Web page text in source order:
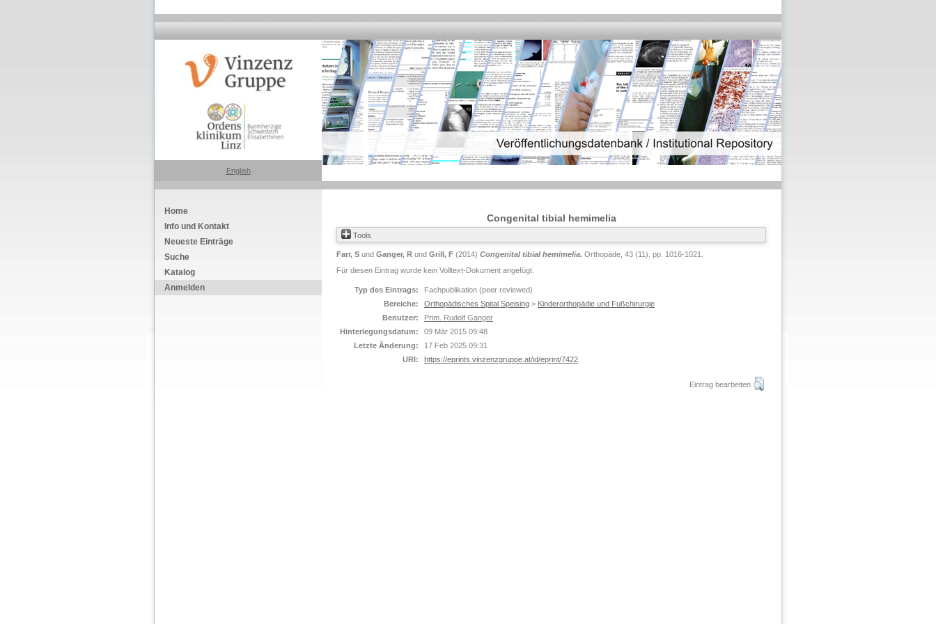
English
Home
Info und Kontakt
Neueste Einträge
Suche
Katalog
Anmelden
Congenital tibial hemimelia
Tools
Farr, S und Ganger, R und Grill, F (2014) Congenital tibial hemimelia. Orthopäde, 43 (11). pp. 1016-1021.
Für diesen Eintrag wurde kein Volltext-Dokument angefügt.
Typ des Eintrags:
Fachpublikation (peer reviewed)
Bereiche:
Orthopädisches Spital Speising > Kinderorthopädie und Fußchirurgie
Benutzer:
Prim. Rudolf Ganger
Hinterlegungsdatum:
09 Mär 2015 09:48
Letzte Änderung:
17 Feb 2025 09:31
URI:
https://eprints.vinzenzgruppe.at/id/eprint/7422
Eintrag bearbeiten